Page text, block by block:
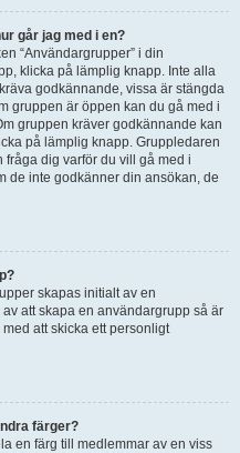
går jag med i en?
“Användargrupper” i din
klicka på lämplig knapp. Inte alla
godkännande, vissa är stängda
gruppen är öppen kan du gå med i
gruppen kräver godkännande kan
på lämplig knapp. Gruppledaren
dig varför du vill gå med i
de inte godkänner din ansökan, de
skapas initialt av en
att skapa en användargrupp så är
att skicka ett personligt
färger?
en färg till medlemmar av en viss